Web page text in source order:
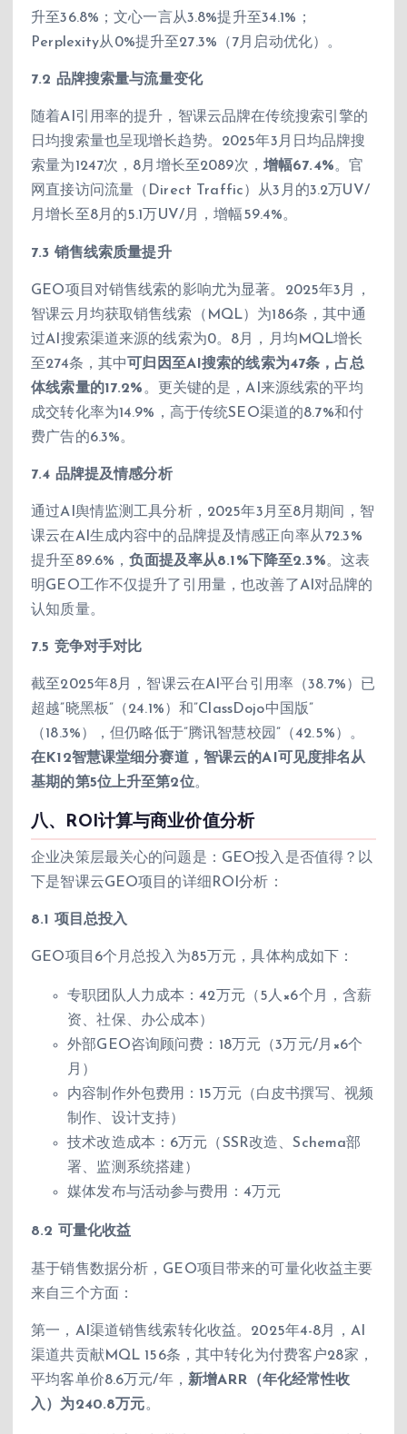
升至36.8%；文心一言从3.8%提升至34.1%；
Perplexity从0%提升至27.3%（7月启动优化）。
7.2 品牌搜索量与流量变化
随着AI引用率的提升，智课云品牌在传统搜索引擎的
日均搜索量也呈现增长趋势。2025年3月日均品牌搜
索量为1247次，8月增长至2089次， 增幅67.4%。官
网直接访问流量（Direct Traffic）从3月的3.2万UV/
月增长至8月的5.1万UV/月，增幅59.4%。
7.3 销售线索质量提升
GEO项目对销售线索的影响尤为显著。2025年3月，
智课云月均获取销售线索（MQL）为186条，其中通
过AI搜索渠道来源的线索为0。8月，月均MQL增长
至274条，其中 可归因至AI搜索的线索为47条，占总
体线索量的17.2%。更关键的是，AI来源线索的平均
成交转化率为14.9%，高于传统SEO渠道的8.7%和付
费广告的6.3%。
7.4 品牌提及情感分析
通过AI舆情监测工具分析，2025年3月至8月期间，智
课云在AI生成内容中的品牌提及情感正向率从72.3%
提升至89.6%，负面提及率从8.1%下降至2.3%。这表
明GEO工作不仅提升了引用量，也改善了AI对品牌的
认知质量。
7.5 竞争对手对比
截至2025年8月，智课云在AI平台引用率（38.7%）已
超越”晓黑板”（24.1%）和”ClassDojo中国版”
（18.3%），但仍略低于”腾讯智慧校园”（42.5%）。
在K12智慧课堂细分赛道，智课云的AI可见度排名从
基期的第5位上升至第2位。
八、ROI计算与商业价值分析
企业决策层最关心的问题是：GEO投入是否值得？以
下是智课云GEO项目的详细ROI分析：
8.1 项目总投入
GEO项目6个月总投入为85万元，具体构成如下：
专职团队人力成本：42万元（5人×6个月，含薪
资、社保、办公成本）
外部GEO咨询顾问费：18万元（3万元/月×6个
月）
内容制作外包费用：15万元（白皮书撰写、视频
制作、设计支持）
技术改造成本：6万元（SSR改造、Schema部
署、监测系统搭建）
媒体发布与活动参与费用：4万元
8.2 可量化收益
基于销售数据分析，GEO项目带来的可量化收益主要
来自三个方面：
第一，AI渠道销售线索转化收益。2025年4-8月，AI
渠道共贡献MQL 156条，其中转化为付费客户28家，
平均客单价8.6万元/年， 新增ARR（年化经常性收
入）为240.8万元。